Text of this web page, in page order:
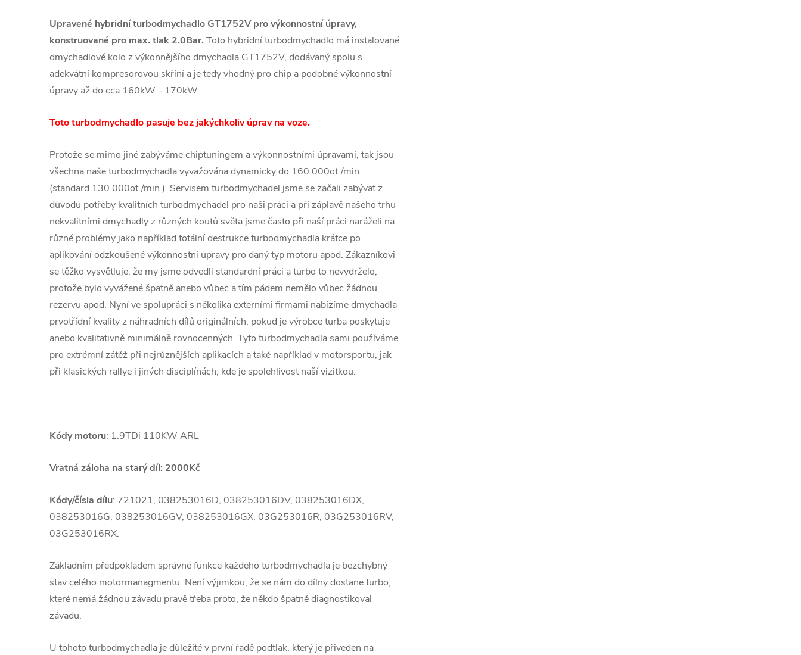
Upravené hybridní turbodmychadlo GT1752Vpro výkonnostní úpravy,
konstruované pro max. tlak 2.0Bar. Toto hybridní turbodmychadlo má instalované
dmychadlové kolo z výkonnějšího dmychadla GT1752V, dodávaný spolu s
adekvátní kompresorovou skříní a je tedy vhodný pro chip a podobné výkonnostní
úpravy až do cca 160kW - 170kW.
Toto turbodmychadlo pasuje bez jakýchkoliv úprav na voze.
Protože se mimo jiné zabýváme chiptuningem a výkonnostními úpravami, tak jsou
všechna naše turbodmychadla vyvažována dynamicky do 160.000ot./min
(standard 130.000ot./min.). Servisem turbodmychadel jsme se začali zabývat z
důvodu potřeby kvalitních turbodmychadel pro naši práci a při záplavě našeho trhu
nekvalitními dmychadly z různých koutů světa jsme často při naší práci naráželi na
různé problémy jako například totální destrukce turbodmychadla krátce po
aplikování odzkoušené výkonnostní úpravy pro daný typ motoru apod. Zákazníkovi
se těžko vysvětluje, že my jsme odvedli standardní práci a turbo to nevydrželo,
protože bylo vyvážené špatně anebo vůbec a tím pádem nemělo vůbec žádnou
rezervu apod. Nyní ve spolupráci s několika externími firmami nabízíme dmychadla
prvotřídní kvality z náhradních dílů originálních, pokud je výrobce turba poskytuje
anebo kvalitativně minimálně rovnocenných. Tyto turbodmychadla sami používáme
pro extrémní zátěž při nejrůznějších aplikacích a také například v motorsportu, jak
při klasických rallye i jiných disciplínách, kde je spolehlivost naší vizitkou.
Kódy motoru: 1.9TDi 110KW ARL
Vratná záloha na starý díl: 2000Kč
Kódy/čísla dílu: 721021, 038253016D, 038253016DV, 038253016DX,
038253016G, 038253016GV, 038253016GX, 03G253016R, 03G253016RV,
03G253016RX.
Základním předpokladem správné funkce každého turbodmychadla je bezchybný
stav celého motormanagmentu. Není výjimkou, že se nám do dílny dostane turbo,
které nemá žádnou závadu pravě třeba proto, že někdo špatně diagnostikoval
závadu.
U tohoto turbodmychadla je důležité v první řadě podtlak, který je přiveden na